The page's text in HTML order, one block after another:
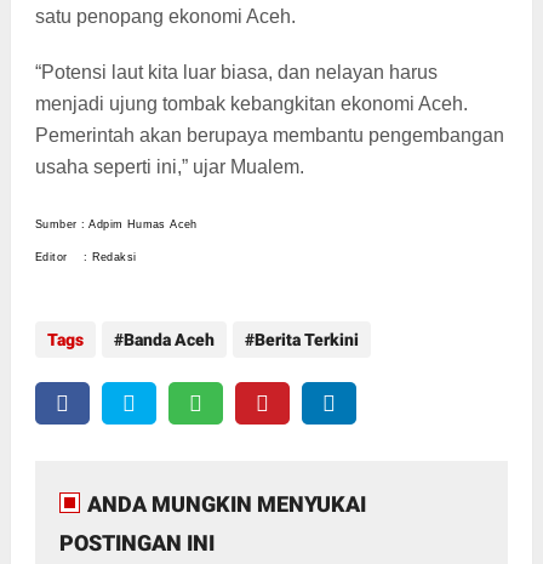
satu penopang ekonomi Aceh.
“Potensi laut kita luar biasa, dan nelayan harus
menjadi ujung tombak kebangkitan ekonomi Aceh.
Pemerintah akan berupaya membantu pengembangan
usaha seperti ini,” ujar Mualem.
Sumber : Adpim Humas Aceh
Editor : Redaksi
Tags Banda Aceh Berita Terkini
ANDA MUNGKIN MENYUKAI
POSTINGAN INI